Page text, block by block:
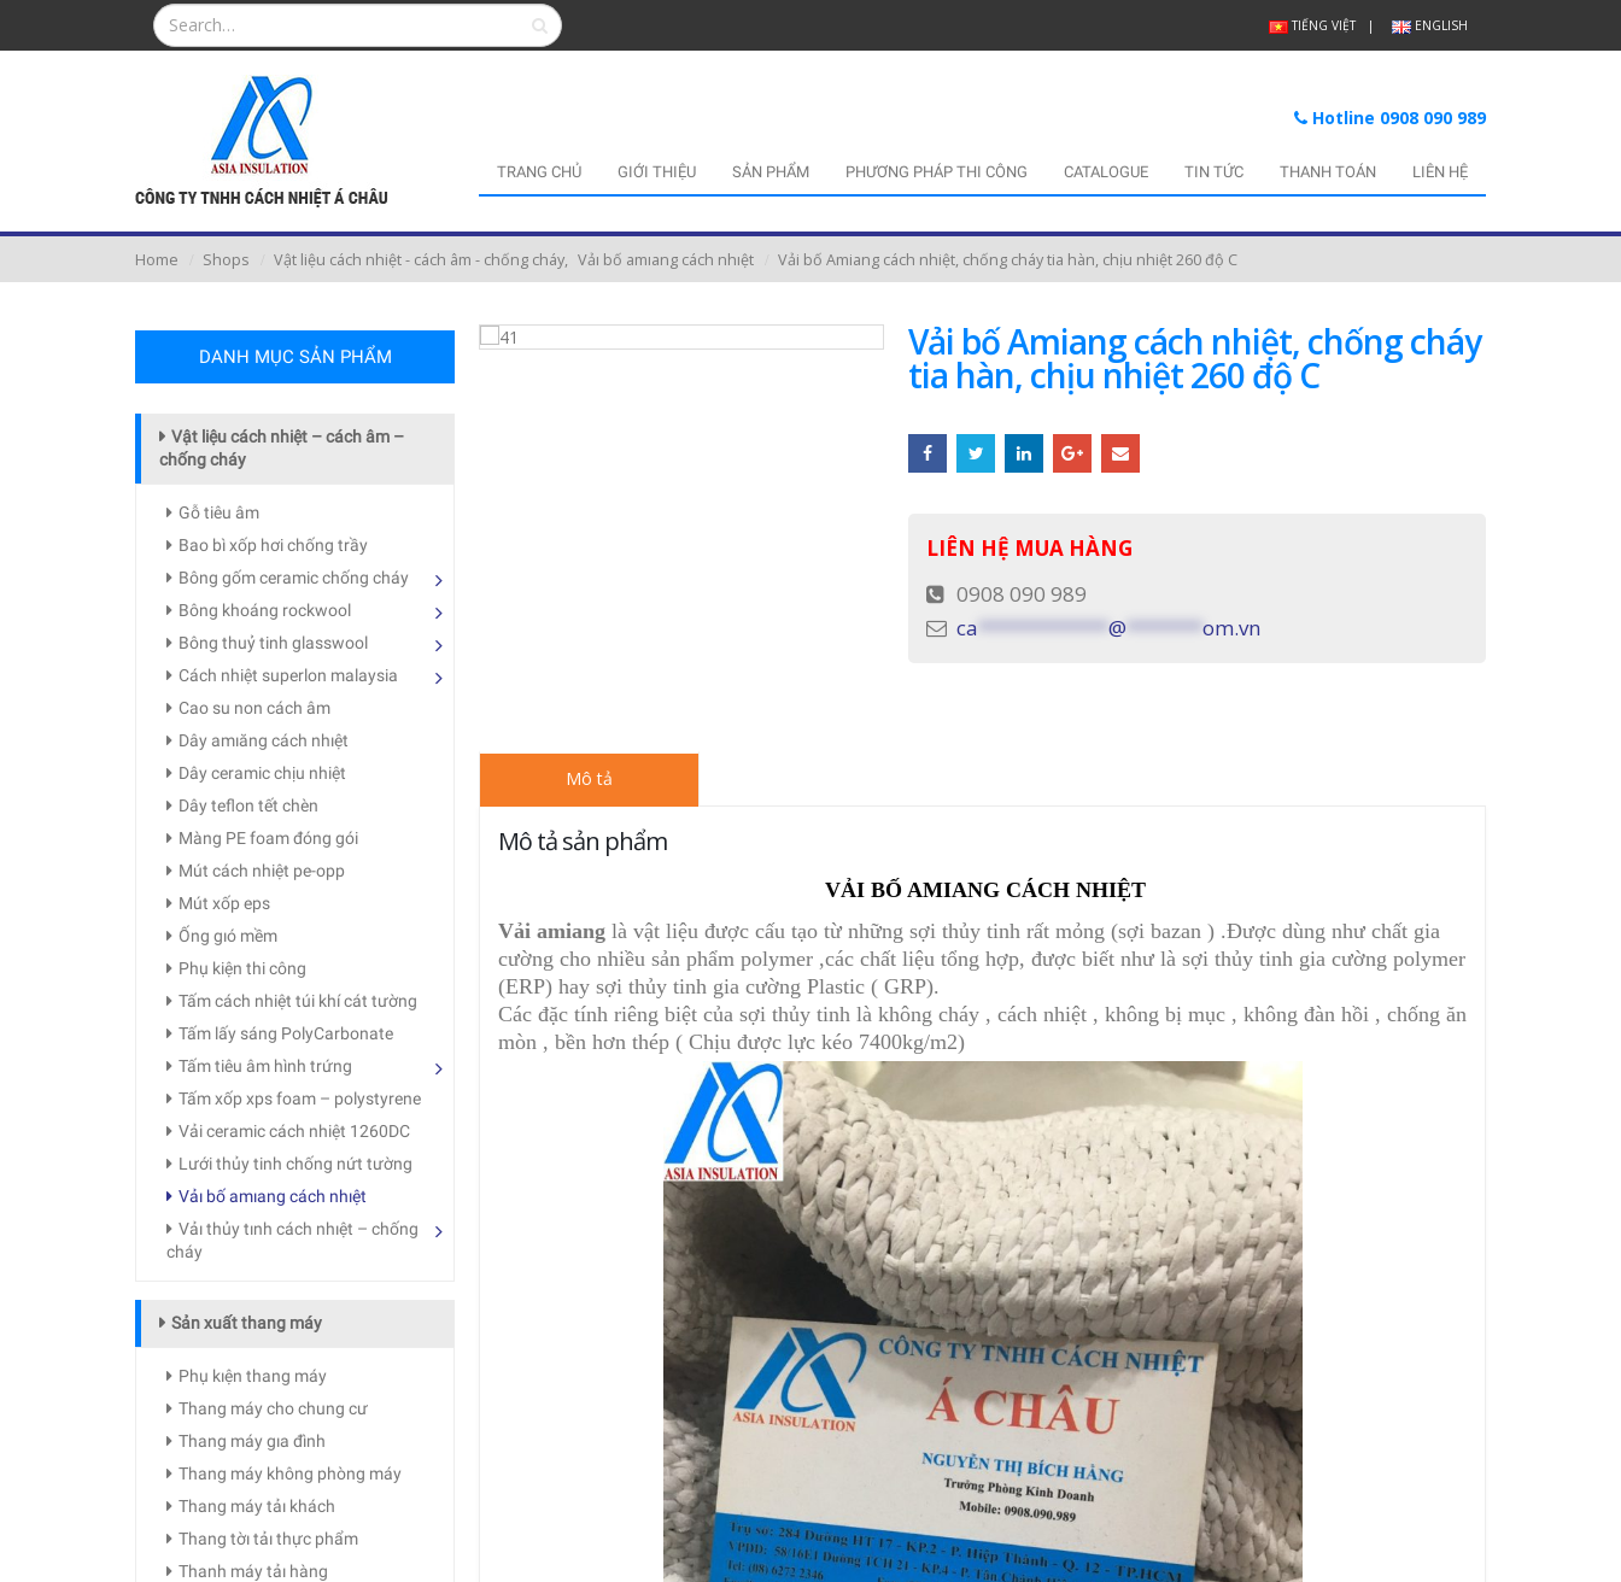
TIẾNG VIỆT ENGLISH
Hotline 0908 090 989
TRANG CHỦ GIỚI THIỆU SẢN PHẨM PHƯƠNG PHÁP THI CÔNG CATALOGUE TIN TỨC THANH TOÁN LIÊN HỆ
Home Shops Vật liệu cách nhiệt - cách âm - chống cháy, Vảı bố amıang cách nhıệt Vải bố Amiang cách nhiệt, chống cháy tia hàn, chịu nhiệt 260 độ C
Vải bố Amiang cách nhiệt, chống cháy
tia hàn, chịu nhiệt 260 độ C
LIÊN HỆ MUA HÀNG
0908 090 989
ca ************@ *******om.vn
Mô tả
Mô tả sản phẩm
VẢI BỐ AMIANG CÁCH NHIỆT
Vải amiang là vật liệu được cấu tạo từ những sợi thủy tinh rất mỏng (sợi bazan ) .Được dùng như chất gia
cường cho nhiều sản phẩm polymer ,các chất liệu tổng hợp, được biết như là sợi thủy tinh gia cường polymer
(ERP) hay sợi thủy tinh gia cường Plastic ( GRP).
Các đặc tính riêng biệt của sợi thủy tinh là không cháy , cách nhiệt , không bị mục , không đàn hồi , chống ăn
mòn , bền hơn thép ( Chịu được lực kéo 7400kg/m2)
DANH MỤC SẢN PHẨM
Vật liệu cách nhiệt – cách âm –
chống cháy
Gỗ tiêu âm
Bao bì xốp hơi chống trầy
Bông gốm ceramic chống cháy
Bông khoáng rockwool
Bông thuỷ tinh glasswool
Cách nhiệt superlon malaysia
Cao su non cách âm
Dây amıăng cách nhıệt
Dây ceramic chịu nhiệt
Dây teflon tết chèn
Màng PE foam đóng gói
Mút cách nhiệt pe-opp
Mút xốp eps
Ống gıó mềm
Phụ kiện thi công
Tấm cách nhiệt túi khí cát tường
Tấm lấy sáng PolyCarbonate
Tấm tiêu âm hình trứng
Tấm xốp xps foam – polystyrene
Vải ceramic cách nhiệt 1260DC
Lưới thủy tinh chống nứt tường
Vảı bố amıang cách nhıệt
Vảı thủy tınh cách nhıệt – chống
cháy
Sản xuất thang máy
Phụ kıện thang máy
Thang máy cho chung cư
Thang máy gıa đình
Thang máy không phòng máy
Thang máy tảı khách
Thang tờı tảı thực phẩm
Thanh máy tảı hàng